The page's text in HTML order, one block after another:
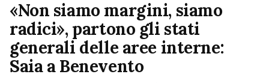
«Non siamo margini, siamo
radici», partono gli stati
generali delle aree interne:
Saia a Benevento